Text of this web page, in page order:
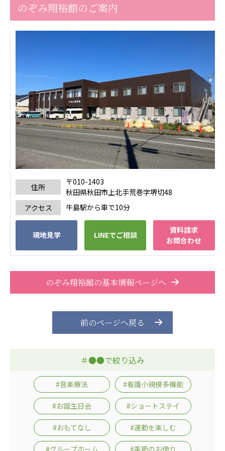
株式会社エネクト 株式会社 G.com R＆M
海外
共生（大連）商務諮詢有限公司
台灣善合股份有限公司
Angkor-Japan Friendship International
Hospital
クヴィアン小学校・カンボジア日本友好共生クヴ
ィアン中学校
カンボジア日本友好技術教育センター
NGO共生の家
G-COM JOINT STOCK COMPANY
海外子会社・合弁会社
瀋陽長者会
上海介護施設
広州谷豊園
のぞみ翔裕館のご案内
住所
〒010-1403
秋田県秋田市上北手荒巻字堺切48
アクセス
牛島駅から車で10分
現地見学 LINEでご相談
資料請求
お問合わせ
のぞみ翔裕館の基本情報ページへ
前のページへ戻る
＃●●で絞り込み
#音楽療法 #看護小規模多機能
#お誕生日会 #ショートステイ
#おもてなし #運動を楽しむ
#グループホーム #季節のお便り